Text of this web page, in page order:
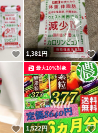
いいね！
1,381円
いいね！
1,522円
最大10%対象